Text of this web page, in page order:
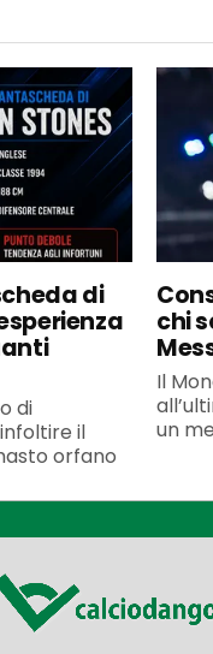
di
di
il
orfano
chi
Il
un